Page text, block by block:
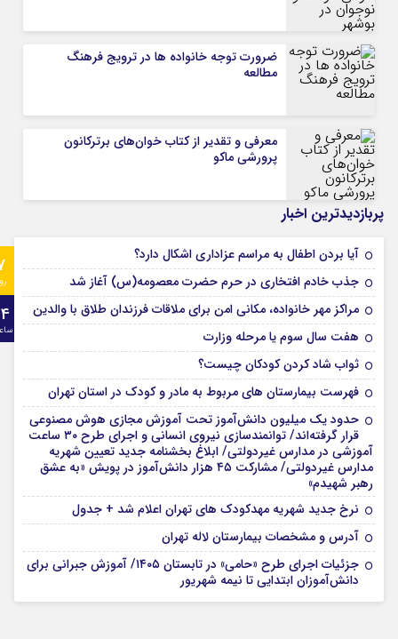
ضرورت توجه خانواده ها در ترویج فرهنگ
مطالعه
معرفی و تقدیر از کتاب خوان‌های برترکانون
پرورشی ماکو
پربازدیدترین اخبار
آیا بردن اطفال به مراسم عزادارى اشکال دارد؟
جذب خادم افتخاری در حرم حضرت معصومه(س) آغاز شد
مراکز مهر خانواده، مکانی امن برای ملاقات فرزندان طلاق با والدین
هفت سال سوم یا مرحله وزارت
ثواب شاد کردن کودکان چیست؟
فهرست بیمارستان های مربوط به مادر و کودک در استان تهران
حدود یک میلیون دانش‌آموز تحت آموزش مجازی هوش مصنوعی
قرار گرفته‌اند/ توانمندسازی نیروی انسانی و اجرای طرح ۳۰ ساعت
آموزشی در مدارس غیردولتی/ ابلاغ بخشنامه جدید تعیین شهریه
مدارس غیردولتی/ مشارکت ۴۵ هزار دانش‌آموز در پویش «به عشق
رهبر شهیدم»
نرخ جدید شهریه مهدکودک های تهران اعلام شد + جدول
آدرس و مشخصات بیمارستان لاله تهران
جزئیات اجرای طرح «حامی» در تابستان ۱۴۰۵/ آموزش جبرانی برای
دانش‌آموزان ابتدایی تا نیمه شهریور